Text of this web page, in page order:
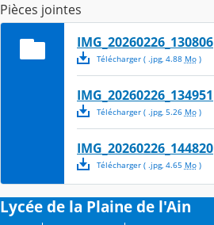
Pièces jointes
IMG_20260226_130806
Télécharger( .jpg, 4.88 Mo)
IMG_20260226_134951
Télécharger( .jpg, 5.26 Mo)
IMG_20260226_144820
Télécharger( .jpg, 4.65 Mo)
Lycée de la Plaine de l'Ain